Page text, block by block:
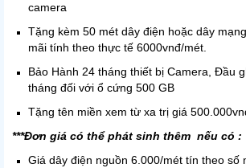
camera
Tặng kèm 50 mét dây điện hoặc dây
mãi tính theo thực tế 6000vnđ/mét.
Bảo Hành 24 tháng thiết bị Camera, Đầu
tháng đối với ổ cứng 500 GB
Tặng tên miền xem từ xa trị giá
***Đơn giá có thể phát sinh thêm nếu có :
Giá dây điện nguồn 6.000/mét tín theo số